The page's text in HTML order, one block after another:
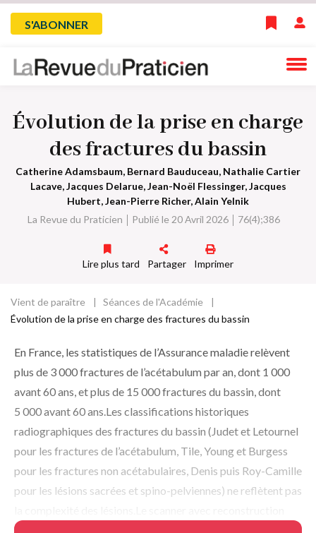
Skip
navigation
Menu
du
de
l'utilisateur
S'ABONNER
Évolution de la prise en charge
des fractures du bassin
Catherine Adamsbaum, Bernard Bauduceau, Nathalie Cartier
Lacave, Jacques Delarue, Jean-Noël Flessinger, Jacques
Hubert, Jean-Pierre Richer, Alain Yelnik
La Revue du Praticien
Publié le 20 Avril 2026 76(4);386
Lire plus tard Partager Imprimer
Fil
d'Ariane
Vient de paraître
Séances de l'Académie
Évolution de la prise en charge des fractures du bassin
En France, les statistiques de l’Assurance maladie relèvent
plus de 3 000 fractures de l’acétabulum par an, dont 1 000
avant 60 ans, et plus de 15 000 fractures du bassin, dont
5 000 avant 60 ans.Les classifications historiques
radiographiques des fractures du bassin (Judet et Letournel
pour les fractures de l’acétabulum, Tile, Young et Burgess
pour les fractures non acétabulaires, Denis puis Roy-Camille
pour les lésions sacrées et spino-pelviennes) ne reflètent pas